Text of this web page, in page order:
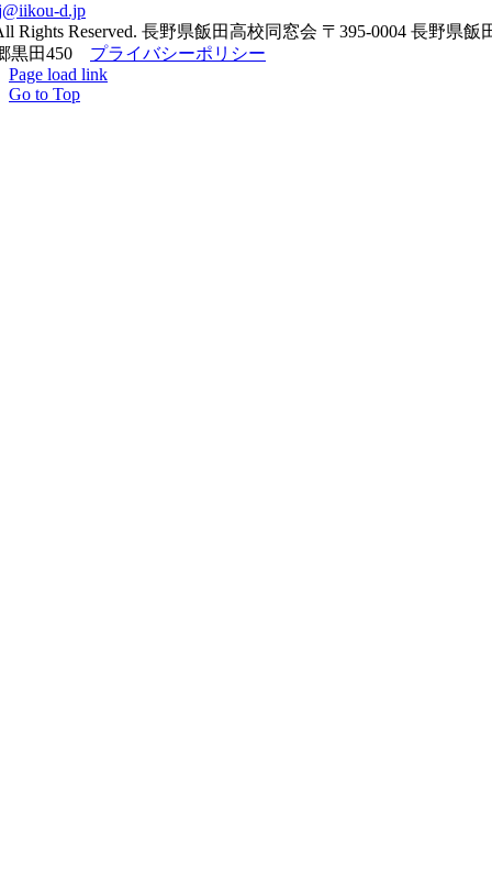
d.jp
Rights Reserved. 長野県飯田高校同窓会 〒395-0004 長野県飯
黒田450 プライバシーポリシー
Page load link
Go to Top